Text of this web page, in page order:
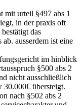
mit urteil §497 abs 1
in der praxis oft
das
ausserdem ist eine
im hinblick
§500 abs 2
nicht ausschließlich
30.000€ übersteigt.
nach §502 abs 2